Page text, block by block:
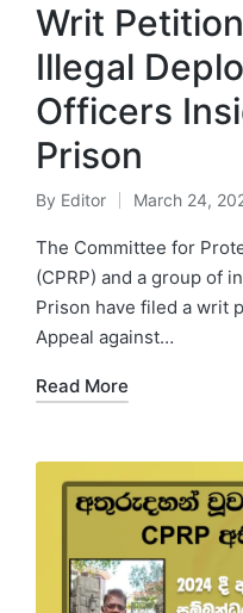
Writ
Illegal
Officers
Prison
By Editor March 24,
The Committee for
(CPRP) and a group of
Prison have filed a writ
Appeal against…
Read More